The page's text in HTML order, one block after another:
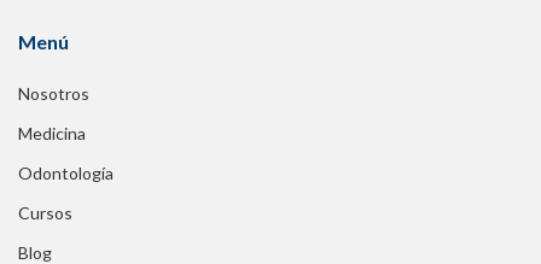
Menú
Nosotros
Medicina
Odontología
Cursos
Blog